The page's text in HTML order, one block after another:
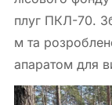
плуг ПКЛ-70.
м та
апаратом для